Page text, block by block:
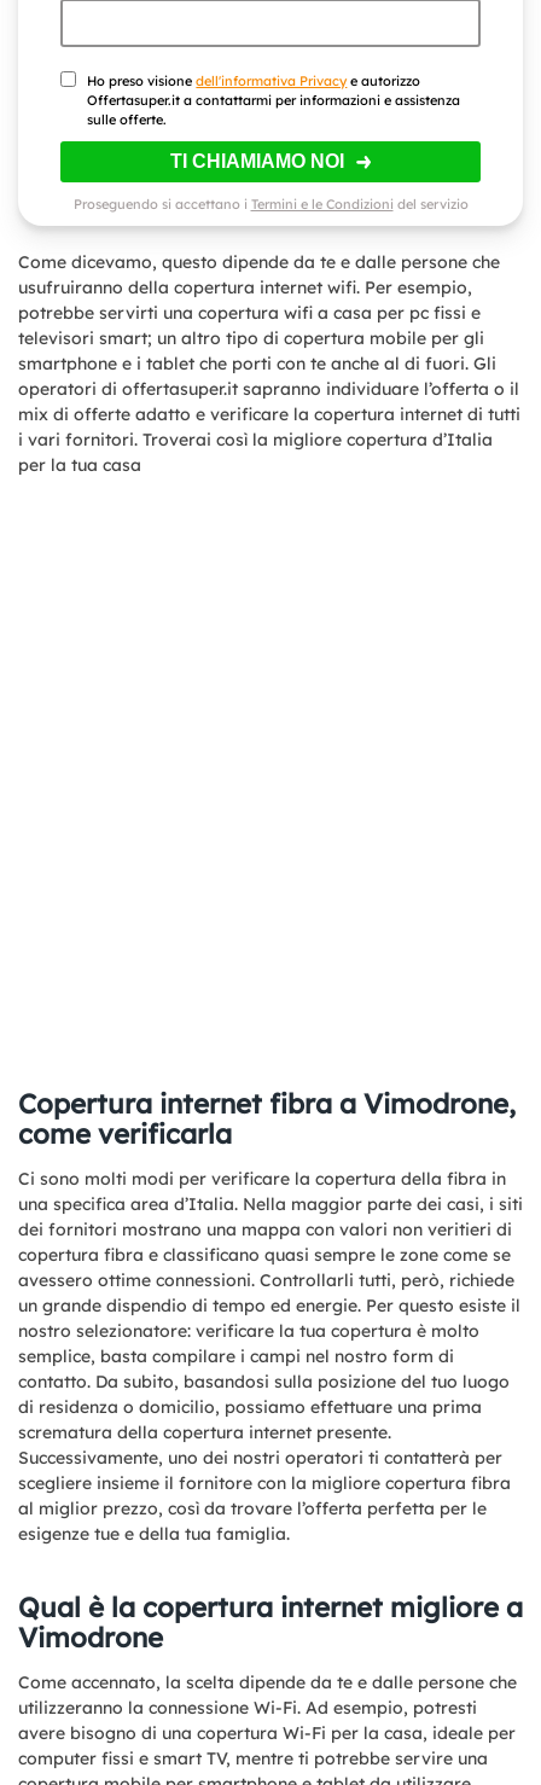
Ho preso visionedell'informativa Privacye autorizzo
Offertasuper.it a contattarmi per informazioni e assistenza
sulle offerte.
TI CHIAMIAMO NOI
Proseguendo si accettano i Termini e le Condizioni del servizio
Come dicevamo, questo dipende da te e dalle persone che
usufruiranno della copertura internet wifi. Per esempio,
potrebbe servirti una copertura wifi a casa per pc fissi e
televisori smart; un altro tipo di copertura mobile per gli
smartphone e i tablet che porti con te anche al di fuori. Gli
operatori di offertasuper.it sapranno individuare l’offerta o il
mix di offerte adatto e verificare la copertura internet di tutti
i vari fornitori. Troverai così la migliore copertura d’Italia
per la tua casa
Copertura internet fibra a Vimodrone,
come verificarla
Ci sono molti modi per verificare la copertura della fibra in
una specifica area d’Italia. Nella maggior parte dei casi, i siti
dei fornitori mostrano una mappa con valori non veritieri di
copertura fibra e classificano quasi sempre le zone come se
avessero ottime connessioni. Controllarli tutti, però, richiede
un grande dispendio di tempo ed energie. Per questo esiste il
nostro selezionatore: verificare la tua copertura è molto
semplice, basta compilare i campi nel nostro form di
contatto. Da subito, basandosi sulla posizione del tuo luogo
di residenza o domicilio, possiamo effettuare una prima
scrematura della copertura internet presente.
Successivamente, uno dei nostri operatori ti contatterà per
scegliere insieme il fornitore con la migliore copertura fibra
al miglior prezzo, così da trovare l’offerta perfetta per le
esigenze tue e della tua famiglia.
Qual è la copertura internet migliore a
Vimodrone
Come accennato, la scelta dipende da te e dalle persone che
utilizzeranno la connessione Wi-Fi. Ad esempio, potresti
avere bisogno di una copertura Wi-Fi per la casa, ideale per
computer fissi e smart TV, mentre ti potrebbe servire una